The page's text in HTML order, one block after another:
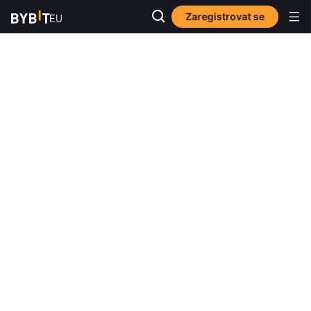
Zaregistrovat se